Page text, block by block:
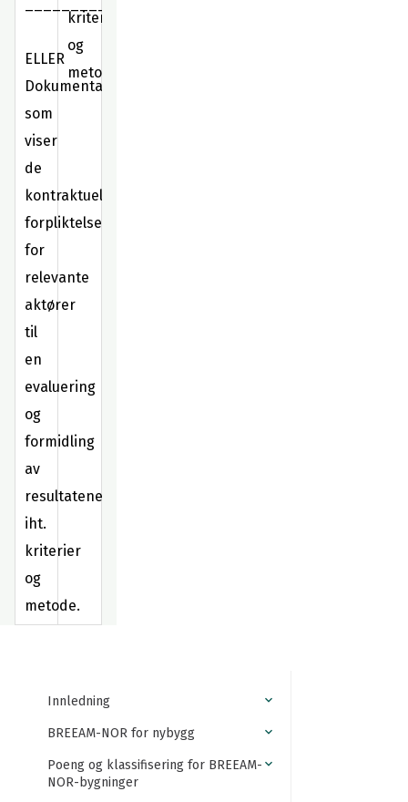
ELLER
Dokumentasjon
som
viser
de
kontraktuelle
forpliktelsene
for
relevante
aktører
til
en
evaluering
og
formidling
av
resultatene
iht.
kriterier
og
metode.
kriterier
og
metode.
Innledning
BREEAM-NOR for nybygg
Poeng og klassifisering for BREEAM-
NOR-bygninger